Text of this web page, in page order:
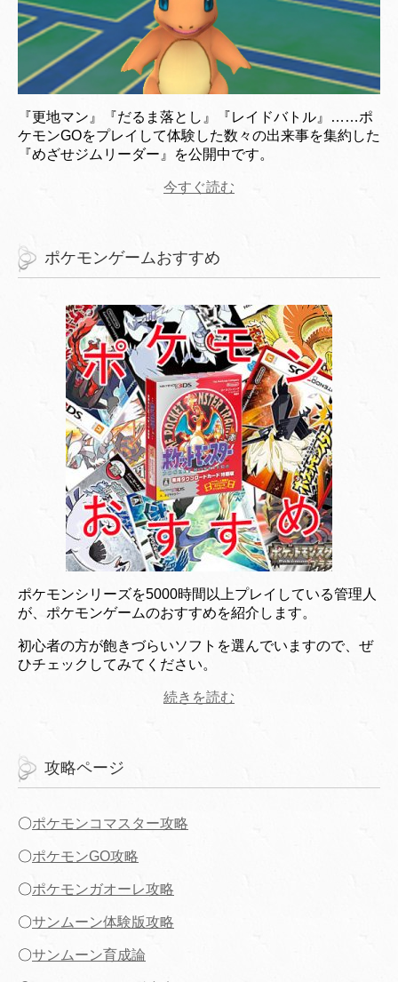
『更地マン』『だるま落とし』『レイドバトル』……ポ
ケモンGOをプレイして体験した数々の出来事を集約した
『めざせジムリーダー』を公開中です。
今すぐ読む
ポケモンゲームおすすめ
ポケモンシリーズを5000時間以上プレイしている管理人
が、ポケモンゲームのおすすめを紹介します。
初心者の方が飽きづらいソフトを選んでいますので、ぜ
ひチェックしてみてください。
続きを読む
攻略ページ
〇ポケモンコマスター攻略
〇ポケモンGO攻略
〇ポケモンガオーレ攻略
〇サンムーン体験版攻略
〇サンムーン育成論